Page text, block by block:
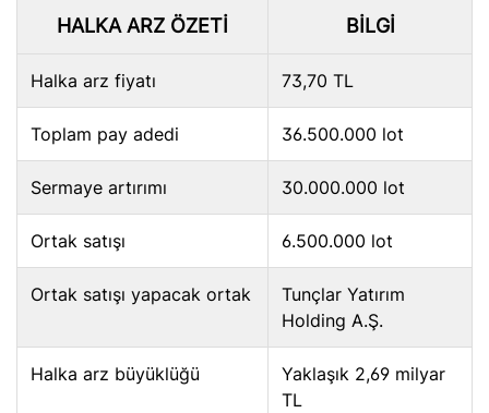
HALKA ARZ ÖZETI BILGI
Halka arz fiyatı 73,70 TL
Toplam pay adedi 36.500.000 lot
Sermaye artırımı 30.000.000 lot
Ortak satışı 6.500.000 lot
Ortak satışı yapacak ortak
Tunçlar Yatırım
Holding A.Ş.
Halka arz büyüklüğü
Yaklaşık 2,69 milyar
TL